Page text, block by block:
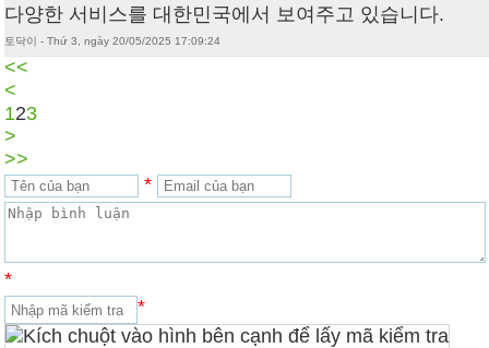
다양한 서비스를 대한민국에서 보여주고 있습니다.
토닥이 - Thứ 3, ngày 20/05/2025 17:09:24
<<
<
123
>
>>
*
*
*